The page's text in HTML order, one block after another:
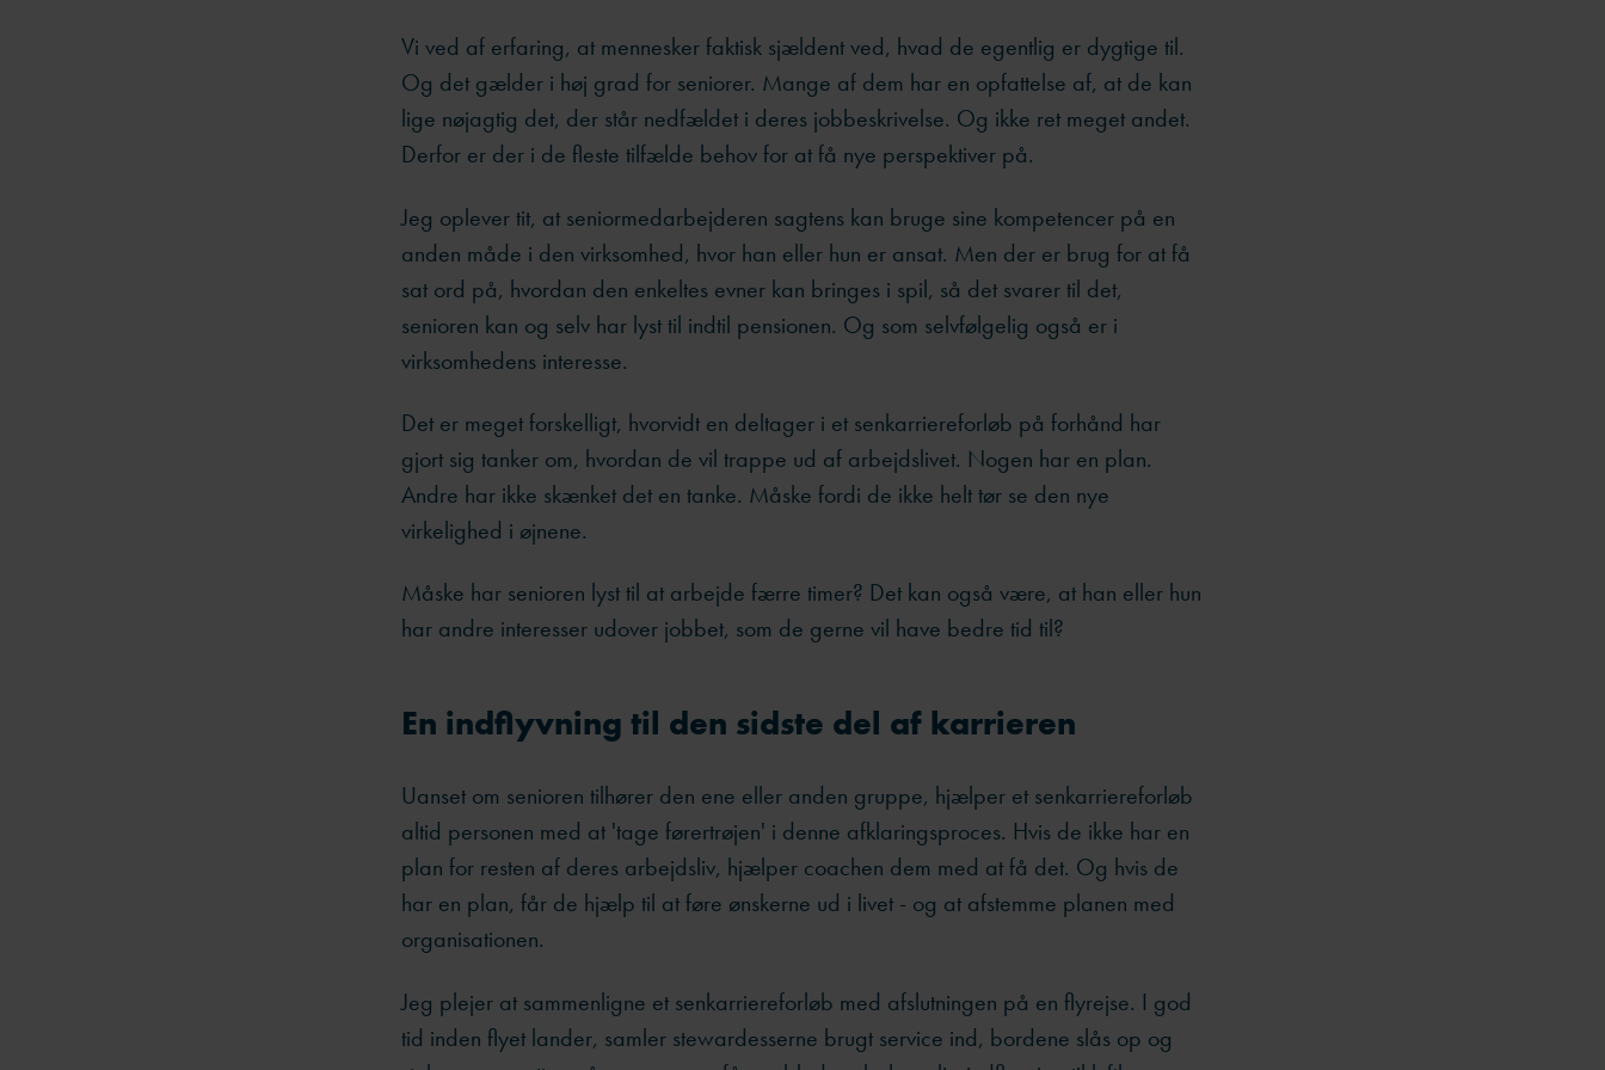
Vi ved af erfaring, at mennesker faktisk sjældent ved, hvad de egentlig er dygtige til.
Og det gælder i høj grad for seniorer. Mange af dem har en opfattelse af, at de kan
lige nøjagtig det, der står nedfældet i deres jobbeskrivelse. Og ikke ret meget andet.
Derfor er der i de fleste tilfælde behov for at få nye perspektiver på.
Jeg oplever tit, at seniormedarbejderen sagtens kan bruge sine kompetencer på en
anden måde i den virksomhed, hvor han eller hun er ansat. Men der er brug for at få
sat ord på, hvordan den enkeltes evner kan bringes i spil, så det svarer til det,
senioren kan og selv har lyst til indtil pensionen. Og som selvfølgelig også er i
virksomhedens interesse.
Det er meget forskelligt, hvorvidt en deltager i et senkarriereforløb på forhånd har
gjort sig tanker om, hvordan de vil trappe ud af arbejdslivet. Nogen har en plan.
Andre har ikke skænket det en tanke. Måske fordi de ikke helt tør se den nye
virkelighed i øjnene.
Måske har senioren lyst til at arbejde færre timer? Det kan også være, at han eller hun
har andre interesser udover jobbet, som de gerne vil have bedre tid til?
En indflyvning til den sidste del af karrieren
Uanset om senioren tilhører den ene eller anden gruppe, hjælper et senkarriereforløb
altid personen med at 'tage førertrøjen' i denne afklaringsproces. Hvis de ikke har en
plan for resten af deres arbejdsliv, hjælper coachen dem med at få det. Og hvis de
har en plan, får de hjælp til at føre ønskerne ud i livet - og at afstemme planen med
organisationen.
Jeg plejer at sammenligne et senkarriereforløb med afslutningen på en flyrejse. I god
tid inden flyet lander, samler stewardesserne brugt service ind, bordene slås op og